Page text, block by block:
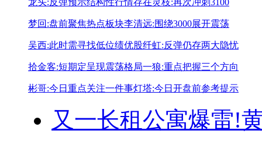
龙头:反弹预示结构性行情存在灵枝:再次冲刺3100
梦回:盘前聚焦热点板块李清远:围绕3000展开震荡
吴西:此时需寻找低位绩优股纤虹:反弹仍存两大隐忧
拾金客:短期定呈现震荡格局一狼:重点把握三个方向
彬哥:今日重点关注一件事灯塔:今日开盘前参考提示
又一长租公寓爆雷!